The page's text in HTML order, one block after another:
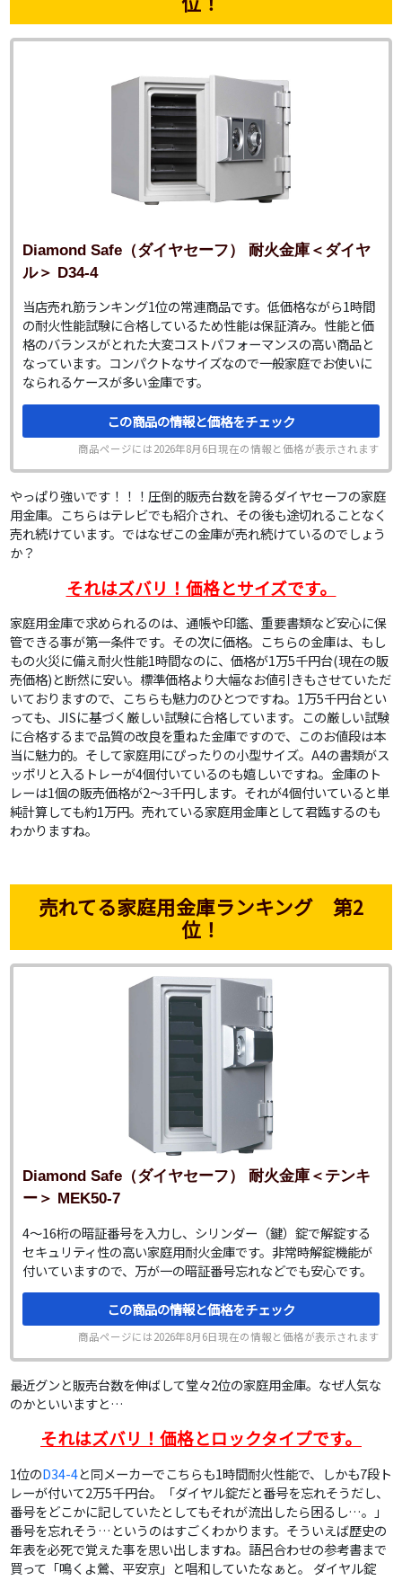
Diamond Safe（ダイヤセーフ） 耐火金庫＜ダイヤ
ル＞ D34-4
当店売れ筋ランキング1位の常連商品です。低価格ながら1時間
の耐火性能試験に合格しているため性能は保証済み。性能と価
格のバランスがとれた大変コストパフォーマンスの高い商品と
なっています。コンパクトなサイズなので一般家庭でお使いに
なられるケースが多い金庫です。
この商品の情報と価格をチェック
商品ページには2026年8月6日現在の情報と価格が表示されます
やっぱり強いです！！！圧倒的販売台数を誇るダイヤセーフの家庭
用金庫。こちらはテレビでも紹介され、その後も途切れることなく
売れ続けています。ではなぜこの金庫が売れ続けているのでしょう
か？
それはズバリ！価格とサイズです。
家庭用金庫で求められるのは、通帳や印鑑、重要書類など安心に保
管できる事が第一条件です。その次に価格。こちらの金庫は、もし
もの火災に備え耐火性能1時間なのに、価格が1万5千円台(現在の販
売価格)と断然に安い。標準価格より大幅なお値引きもさせていただ
いておりますので、こちらも魅力のひとつですね。1万5千円台とい
っても、JISに基づく厳しい試験に合格しています。この厳しい試験
に合格するまで品質の改良を重ねた金庫ですので、このお値段は本
当に魅力的。そして家庭用にぴったりの小型サイズ。A4の書類がス
ッポリと入るトレーが4個付いているのも嬉しいですね。金庫のト
レーは1個の販売価格が2～3千円します。それが4個付いていると単
純計算しても約1万円。売れている家庭用金庫として君臨するのも
わかりますね。
売れてる家庭用金庫ランキング 第2
位！
Diamond Safe（ダイヤセーフ） 耐火金庫＜テンキ
ー＞ MEK50-7
4～16桁の暗証番号を入力し、シリンダー（鍵）錠で解錠する
セキュリティ性の高い家庭用耐火金庫です。非常時解錠機能が
付いていますので、万が一の暗証番号忘れなどでも安心です。
この商品の情報と価格をチェック
商品ページには2026年8月6日現在の情報と価格が表示されます
最近グンと販売台数を伸ばして堂々2位の家庭用金庫。なぜ人気な
のかといいますと…
それはズバリ！価格とロックタイプです。
1位のD34-4と同メーカーでこちらも1時間耐火性能で、しかも7段ト
レーが付いて2万5千円台。「ダイヤル錠だと番号を忘れそうだし、
番号をどこかに記していたとしてもそれが流出したら困るし…。」
番号を忘れそう…というのはすごくわかります。そういえば歴史の
年表を必死で覚えた事を思い出しますね。語呂合わせの参考書まで
買って「鳴くよ鶯、平安京」と唱和していたなぁと。 ダイヤル錠